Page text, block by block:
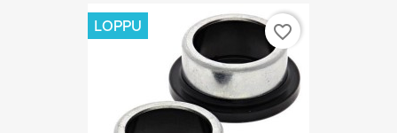
LOPPU favorite_border